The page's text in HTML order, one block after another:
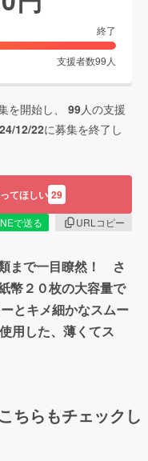
終了
支援者数99 人
を開始し、 99人の支援
12/22に募集を終了し
てほしい 29
で送る
URLコピー
まで一目瞭然！ さ
幣２０枚の大容量で
とキメ細かなスムー
用した、薄くてス
ちらもチェックし